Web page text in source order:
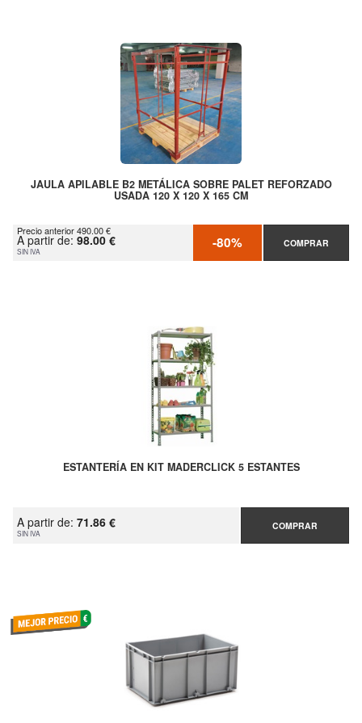
JAULA APILABLE B2 METÁLICA SOBRE PALET REFORZADO
USADA 120 X 120 X 165 CM
Precio anterior 490.00 €
A partir de: 98.00 €
SIN IVA -80% COMPRAR
ESTANTERÍA EN KIT MADERCLICK 5 ESTANTES
A partir de: 71.86 €
SIN IVA
COMPRAR